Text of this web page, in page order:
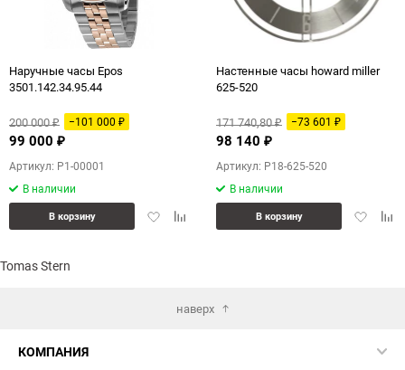
Наручные часы Epos
3501.142.34.95.44
200 000₽ −101 000 ₽
99 000 ₽
Артикул: P1-00001
В наличии
ДобавитьДобавить
В корзину
Настенные часы howard miller
625-520
171 740,80₽ −73 601 ₽
98 140 ₽
Артикул: P18-625-520
В наличии
В корзину
Tomas Stern
наверх
КОМПАНИЯ